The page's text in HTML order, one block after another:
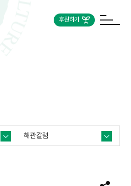
후원하기
해관칼럼